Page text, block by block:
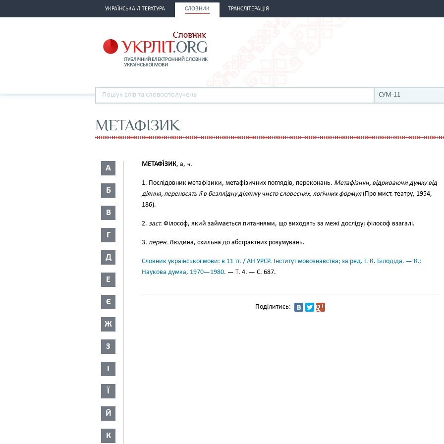
УКРАЇНСЬКА ЛІТЕРАТУРА СЛОВНИК ТРАНСЛІТЕРАЦІЯ
СУМ-11
МЕТАФІЗИК
А
Б
В
Г
Д
Е
Є
Ж
З
І
Ї
Й
К
МЕТАФІ́ЗИК, а, ч.
1. Послідовник метафізики, метафізичних поглядів, переконань. Метафізики, відриваючи думку від
діяння, переносять її в безплідну ділянку чисто словесних, логічних формул(Про мист. театру, 1954,
186).
2. заст. Філософ, який займається питаннями, що виходять за межі досліду; філософ взагалі.
3. перен. Людина, схильна до абстрактних розумувань.
Словник української мови: в 11 тт. / АН УРСР. Інститут мовознавства; за ред. І. К. Білодіда. — К.:
Наукова думка, 1970—1980. — Т. 4. — С. 687.
Поділитись: